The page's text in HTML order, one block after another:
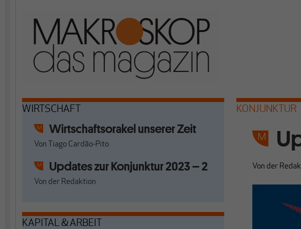
WIRTSCHAFT
Wirtschaftsorakel unserer Zeit
Von Tiago Cardão-Pito
Updates zur Konjunktur 2023 – 2
Von der Redaktion
KAPITAL & ARBEIT
KONJUNKTUR
Von der